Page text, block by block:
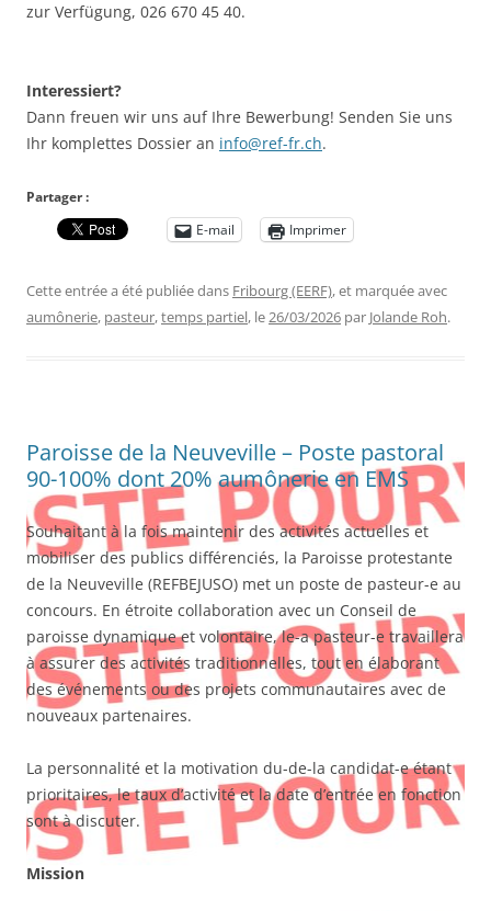
zur Verfügung, 026 670 45 40.
Interessiert?
Dann freuen wir uns auf Ihre Bewerbung! Senden Sie uns
Ihr komplettes Dossier an info@ref-fr.ch.
Partager :
E-mail
Imprimer
Cette entrée a été publiée dans Fribourg (EERF), et marquée avec
aumônerie, pasteur,temps partiel, le26/03/2026 par Jolande Roh.
Paroisse de la Neuveville – Poste pastoral
90-100% dont 20% aumônerie en EMS
Souhaitant à la fois maintenir des activités actuelles et
mobiliser des publics différenciés, la Paroisse protestante
de la Neuveville (REFBEJUSO) met un poste de pasteur-e au
concours. En étroite collaboration avec un Conseil de
paroisse dynamique et volontaire, le-a pasteur-e travaillera
à assurer des activités traditionnelles, tout en élaborant
des événements ou des projets communautaires avec de
nouveaux partenaires.
La personnalité et la motivation du-de-la candidat-e étant
prioritaires, le taux d’activité et la date d’entrée en fonction
sont à discuter.
Mission